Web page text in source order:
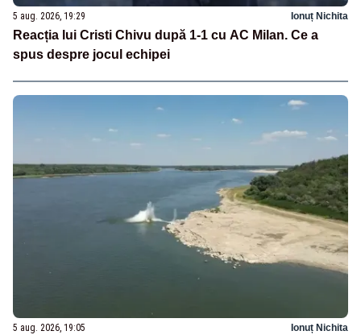
5 aug. 2026, 19:29 Ionuț Nichita
Reacția lui Cristi Chivu după 1-1 cu AC Milan. Ce a
spus despre jocul echipei
5 aug. 2026, 19:05 Ionuț Nichita